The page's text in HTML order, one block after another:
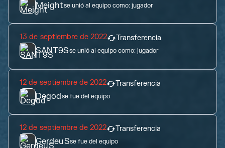
Meightse unió al equipo como:jugador
13 de septiembre de 2022 Transferencia
SANT9Sse unió al equipo como:jugador
12 de septiembre de 2022 Transferencia
Degodse fue del equipo
12 de septiembre de 2022 Transferencia
GerdeuSse fue del equipo